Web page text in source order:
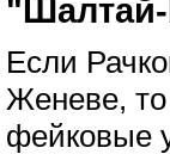
Если
Женеве,
фейковые